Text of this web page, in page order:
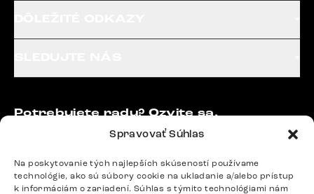
Spravovať Súhlas
Na poskytovanie tých najlepších skúseností používame
technológie, ako sú súbory cookie na ukladanie a/alebo prístup
k informáciám o zariadení. Súhlas s týmito technológiami nám
Potrebujete radu? Ozvite sa.
podpora@delife-shop.sk
Odpovedáme do 24 hodín.